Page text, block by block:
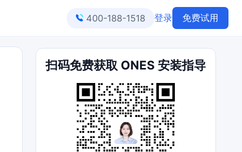
400-188-1518 登录 免费试用
扫码免费获取 ONES 安装指导